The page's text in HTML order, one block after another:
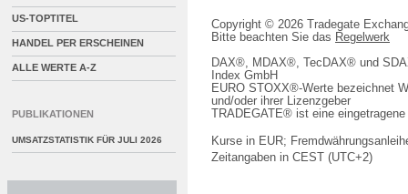
Copyright © 2026 Tradegate
Bitte beachten Sie das Regelwerk
DAX®, MDAX®, TecDAX® und
Index GmbH
EURO STOXX®-Werte bezeichnet
und/oder ihrer Lizenzgeber
TRADEGATE® ist eine
Kurse in EUR;
Zeitangaben in CEST (UTC+2)
US-TOPTITEL
HANDEL PER ERSCHEINEN
ALLE WERTE A-Z
PUBLIKATIONEN
UMSATZSTATISTIK FÜR JULI 2026